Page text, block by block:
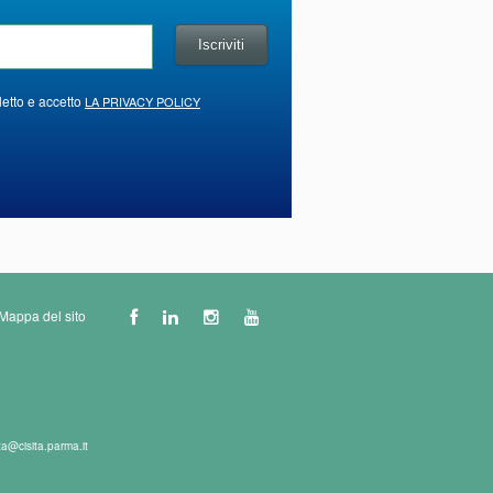
e accetto LA PRIVACY POLICY
del sito